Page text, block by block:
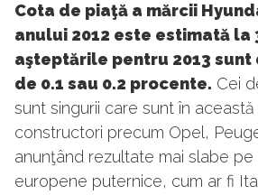
Cota de piaţă a mărcii
anului 2012 este estimată la
aşteptările pentru 2013 sunt
de 0.1 sau 0.2 procente. Cei
sunt singurii care sunt în această
constructori precum Opel,
anunţând rezultate mai slabe
europene puternice, cum ar fi